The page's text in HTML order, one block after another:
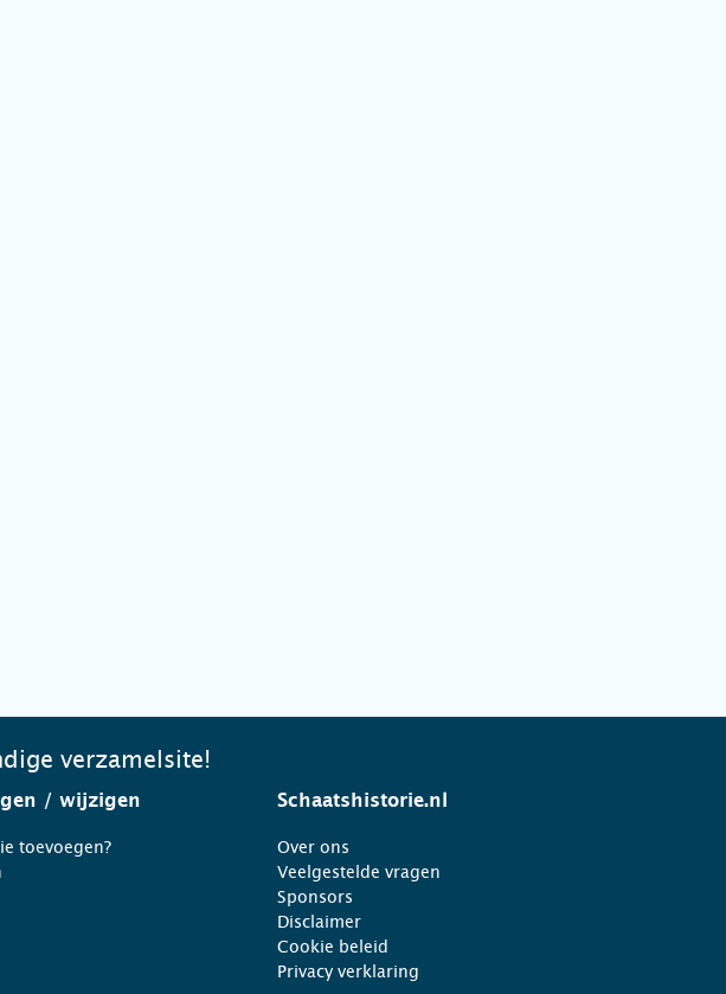
verzamelsite!
/ wijzigen
toevoegen?
Schaatshistorie.nl
Over ons
Veelgestelde vragen
Sponsors
Disclaimer
Cookie beleid
Privacy verklaring